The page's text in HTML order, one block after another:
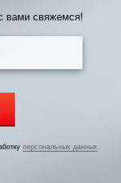
вами свяжемся!
персональных данных